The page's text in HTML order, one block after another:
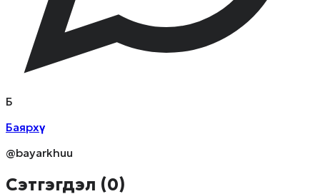
Б
Баярхүү
@bayarkhuu
Сэтгэгдэл (0)